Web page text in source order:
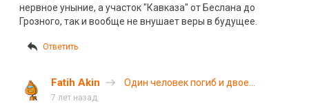
нервное уныние, а участок "Кавказа" от Беслана до
Грозного, так и вообще не внушает веры в будущее.
Ответить
Fatih Akin
Один человек погиб и двое
7 лет назад